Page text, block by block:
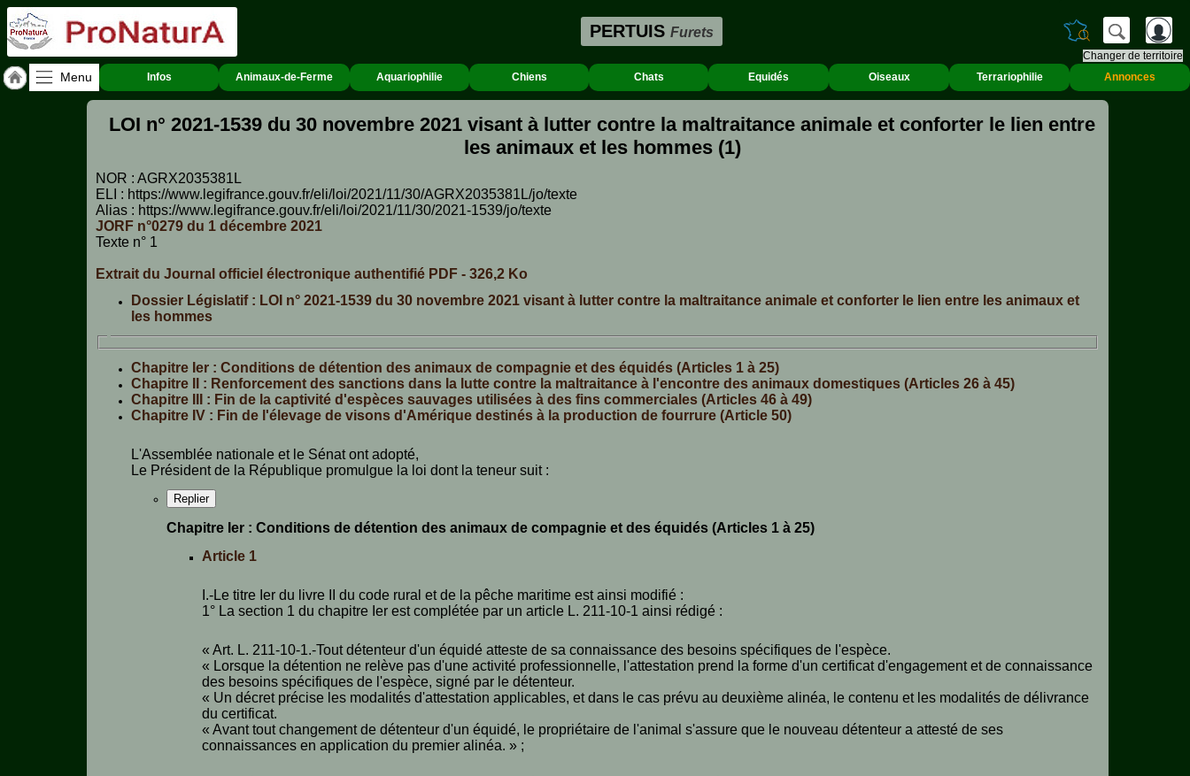
PERTUIS Furets
Changer de territoire
Menu Infos Animaux-de-Ferme Aquariophilie Chiens Chats Equidés Oiseaux Terrariophilie Annonces
LOI n° 2021-1539 du 30 novembre 2021 visant à lutter contre la maltraitance animale et conforter le lien entre
les animaux et les hommes (1)
NOR : AGRX2035381L
ELI : https://www.legifrance.gouv.fr/eli/loi/2021/11/30/AGRX2035381L/jo/texte
Alias : https://www.legifrance.gouv.fr/eli/loi/2021/11/30/2021-1539/jo/texte
JORF n°0279 du 1 décembre 2021
Texte n° 1
Extrait du Journal officiel électronique authentifié PDF - 326,2 Ko
Dossier Législatif : LOI n° 2021-1539 du 30 novembre 2021 visant à lutter contre la maltraitance animale et conforter le lien entre les animaux et
les hommes
Chapitre Ier : Conditions de détention des animaux de compagnie et des équidés (Articles 1 à 25)
Chapitre II : Renforcement des sanctions dans la lutte contre la maltraitance à l'encontre des animaux domestiques (Articles 26 à 45)
Chapitre III : Fin de la captivité d'espèces sauvages utilisées à des fins commerciales (Articles 46 à 49)
Chapitre IV : Fin de l'élevage de visons d'Amérique destinés à la production de fourrure (Article 50)
L'Assemblée nationale et le Sénat ont adopté,
Le Président de la République promulgue la loi dont la teneur suit :
Replier
Chapitre Ier : Conditions de détention des animaux de compagnie et des équidés (Articles 1 à 25)
Article 1
I.-Le titre Ier du livre II du code rural et de la pêche maritime est ainsi modifié :
1° La section 1 du chapitre Ier est complétée par un article L. 211-10-1 ainsi rédigé :
« Art. L. 211-10-1.-Tout détenteur d'un équidé atteste de sa connaissance des besoins spécifiques de l'espèce.
« Lorsque la détention ne relève pas d'une activité professionnelle, l'attestation prend la forme d'un certificat d'engagement et de connaissance
des besoins spécifiques de l'espèce, signé par le détenteur.
« Un décret précise les modalités d'attestation applicables, et dans le cas prévu au deuxième alinéa, le contenu et les modalités de délivrance
du certificat.
« Avant tout changement de détenteur d'un équidé, le propriétaire de l'animal s'assure que le nouveau détenteur a attesté de ses
connaissances en application du premier alinéa. » ;